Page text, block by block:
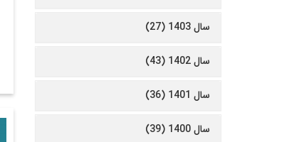
سال 1403 (27)
سال 1402 (43)
سال 1401 (36)
سال 1400 (39)